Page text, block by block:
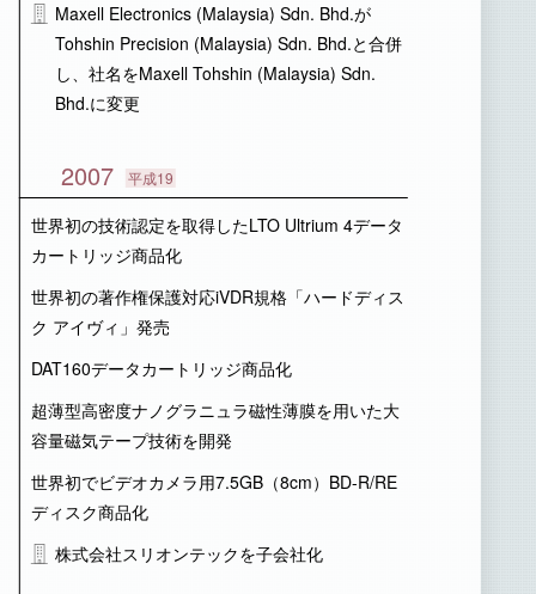
Maxell Electronics (Malaysia) Sdn. Bhd.が
Tohshin Precision (Malaysia) Sdn. Bhd.と合併
し、社名をMaxell Tohshin (Malaysia) Sdn.
Bhd.に変更
2007 平成19
世界初の技術認定を取得したLTO Ultrium 4データ
カートリッジ商品化
世界初の著作権保護対応iVDR規格「ハードディス
ク アイヴィ」発売
DAT160データカートリッジ商品化
超薄型高密度ナノグラニュラ磁性薄膜を用いた大
容量磁気テープ技術を開発
世界初でビデオカメラ用7.5GB（8cm）BD-R/RE
ディスク商品化
株式会社スリオンテックを子会社化